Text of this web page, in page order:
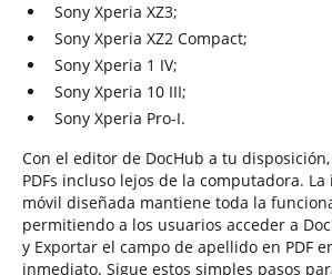
Sony Xperia XZ3;
Sony Xperia XZ2 Compact;
Sony Xperia 1 IV;
Sony Xperia 10 III;
Sony Xperia Pro-I.
Con el editor de DocHub a tu
PDFs incluso lejos de la computadora.
móvil diseñada mantiene toda la
permitiendo a los usuarios acceder a
y Exportar el campo de apellido en PDF
inmediato. Sigue estos simples pasos